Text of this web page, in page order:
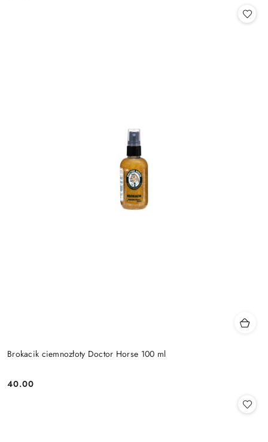
Brokacik ciemnozłoty Doctor Horse 100 ml
Cena:
40.00